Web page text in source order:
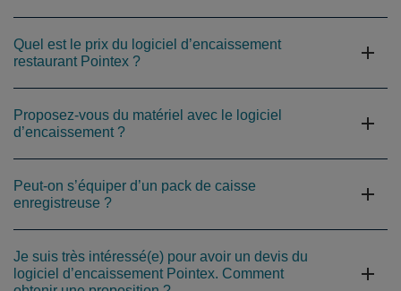
Quel est le prix du logiciel d’encaissement
restaurant Pointex ?
Proposez-vous du matériel avec le logiciel
d’encaissement ?
Peut-on s’équiper d’un pack de caisse
enregistreuse ?
Je suis très intéressé(e) pour avoir un devis du
logiciel d’encaissement Pointex. Comment